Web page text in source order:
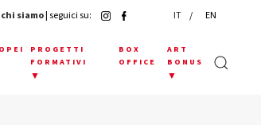
chi siamo| seguici su: IT EN
PROGETTI
FORMATIVI
▼
BOX
OFFICE
ART
BONUS
▼